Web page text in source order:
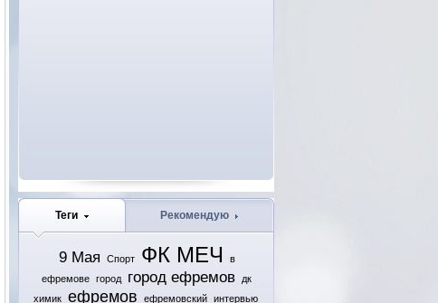
Теги Рекомендую
9 Мая Спорт ФК МЕЧ
в
ефремове
город город ефремов
дк
химик
ефремов ефремовский интервью